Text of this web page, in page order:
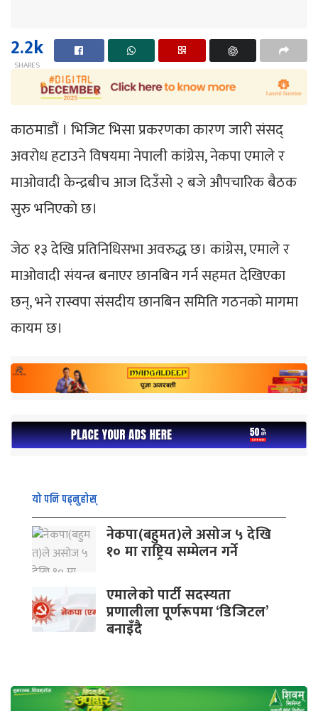
2.2k
SHARES
काठमाडौं । भिजिट भिसा प्रकरणका कारण जारी संसद्
अवरोध हटाउने विषयमा नेपाली कांग्रेस, नेकपा एमाले र
माओवादी केन्द्रबीच आज दिउँसो २ बजे औपचारिक बैठक
सुरु भनिएकाे छ।
जेठ १३ देखि प्रतिनिधिसभा अवरुद्ध छ। कांग्रेस, एमाले र
माओवादी संयन्त्र बनाएर छानबिन गर्न सहमत देखिएका
छन्, भने रास्वपा संसदीय छानबिन समिति गठनको मागमा
कायम छ।
यो पनि पढ्नुहोस्
नेकपा(बहुमत)ले असोज ५ देखि
१० मा राष्ट्रिय सम्मेलन गर्ने
एमालेकाे पार्टी सदस्यता
प्रणालीला पूर्णरूपमा ‘डिजिटल’
बनाइँदै